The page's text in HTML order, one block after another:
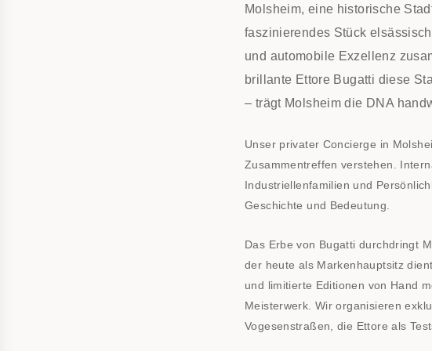
Molsheim, eine historische
faszinierendes Stück
und automobile Exzellenz
brillante Ettore Bugatti diese
– trägt Molsheim die DNA
Unser privater Concierge in
Zusammentreffen verstehen.
Industriellenfamilien und
Geschichte und Bedeutung.
Das Erbe von Bugatti durchdringt
der heute als Markenhauptsitz
und limitierte Editionen von Hand
Meisterwerk. Wir organisieren
Vogesenstraßen, die Ettore als